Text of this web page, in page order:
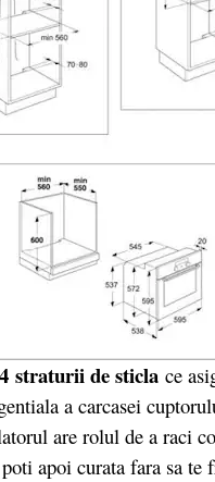
4 straturii de sticla ce
a carcasei
are rolul de a raci
apoi curata fara sa